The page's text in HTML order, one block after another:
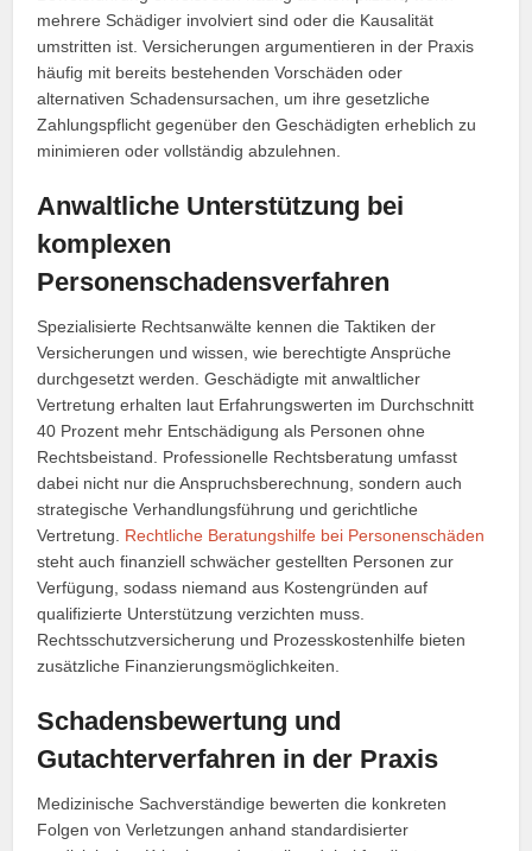
mehrere Schädiger involviert sind oder die Kausalität
umstritten ist. Versicherungen argumentieren in der Praxis
häufig mit bereits bestehenden Vorschäden oder
alternativen Schadensursachen, um ihre gesetzliche
Zahlungspflicht gegenüber den Geschädigten erheblich zu
minimieren oder vollständig abzulehnen.
Anwaltliche Unterstützung bei
komplexen
Personenschadensverfahren
Spezialisierte Rechtsanwälte kennen die Taktiken der
Versicherungen und wissen, wie berechtigte Ansprüche
durchgesetzt werden. Geschädigte mit anwaltlicher
Vertretung erhalten laut Erfahrungswerten im Durchschnitt
40 Prozent mehr Entschädigung als Personen ohne
Rechtsbeistand. Professionelle Rechtsberatung umfasst
dabei nicht nur die Anspruchsberechnung, sondern auch
strategische Verhandlungsführung und gerichtliche
Vertretung. Rechtliche Beratungshilfe bei Personenschäden
steht auch finanziell schwächer gestellten Personen zur
Verfügung, sodass niemand aus Kostengründen auf
qualifizierte Unterstützung verzichten muss.
Rechtsschutzversicherung und Prozesskostenhilfe bieten
zusätzliche Finanzierungsmöglichkeiten.
Schadensbewertung und
Gutachterverfahren in der Praxis
Medizinische Sachverständige bewerten die konkreten
Folgen von Verletzungen anhand standardisierter